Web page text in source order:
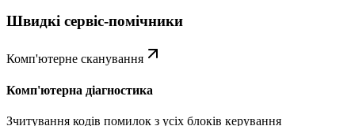
Швидкі сервіс-помічники
Комп'ютерне сканування
Комп'ютерна діагностика
Зчитування кодів помилок з усіх блоків керування